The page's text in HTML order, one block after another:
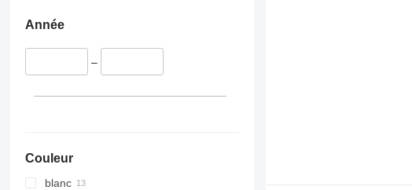
Année
–
Couleur
blanc